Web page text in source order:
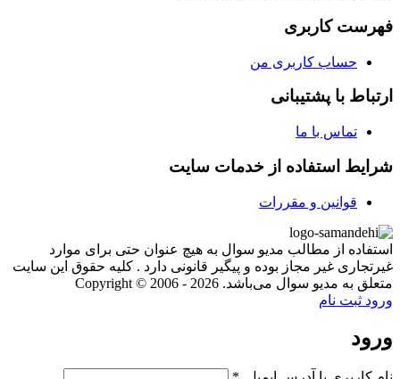
فهرست کاربری
حساب کاربری من
ارتباط با پشتیبانی
تماس با ما
شرایط استفاده از خدمات سایت
قوانین و مقررات
استفاده از مطالب مدیو سوال به هیچ عنوان حتی برای موارد
غیرتجاری غیر مجاز بوده و پیگیر قانونی دارد . کلیه حقوق این سایت
متعلق به مدیو سوال می‌باشد. Copyright © 2006 - 2026
ورود ثبت نام
ورود